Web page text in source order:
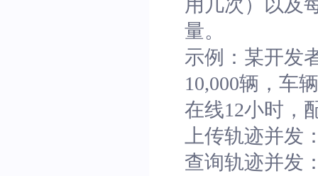
用几次）以及
量。
示例：某开发
10,000辆，车
在线12小时，
上传轨迹并发
查询轨迹并发